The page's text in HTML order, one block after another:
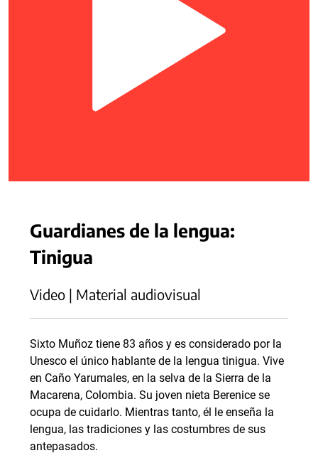
Guardianes de la lengua:
Tinigua
Video | Material audiovisual
Sixto Muñoz tiene 83 años y es considerado por la
Unesco el único hablante de la lengua tinigua. Vive
en Caño Yarumales, en la selva de la Sierra de la
Macarena, Colombia. Su joven nieta Berenice se
ocupa de cuidarlo. Mientras tanto, él le enseña la
lengua, las tradiciones y las costumbres de sus
antepasados.